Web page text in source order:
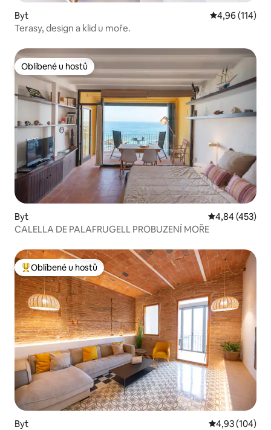
Byt Průměrné
4,96 (114)
Terasy, design a klid u moře.
Oblíbené u hostů
Oblíbené u hostů
Byt Průměrné
4,84 (453)
CALELLA DE PALAFRUGELL PROBUZENÍ MOŘE
Nejlepší v kategorii Oblíbené u hostů
Oblíbené u hostů
Byt Průměrné
4,93 (104)